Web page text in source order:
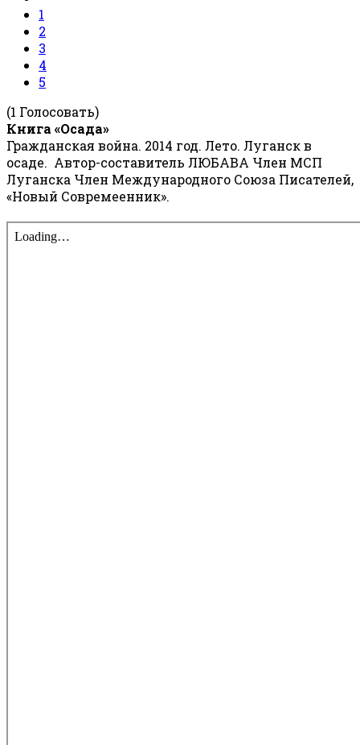
1
2
3
4
5
(1 Голосовать)
Книга «Осада»
Гражданская война. 2014 год. Лето. Луганск в
осаде. Автор-составитель ЛЮБАВА Член МСП
Луганска Член Международного Союза Писателей,
«Новый Совремеенник».